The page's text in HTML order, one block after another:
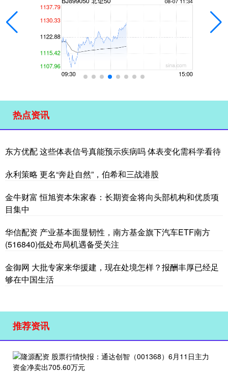
热点资讯
东方优配 这些体表信号真能预示疾病吗 体表变化需科学看待
永利策略 更名“奔赴自然”，伯希和三战港股
金牛财富 恒旭资本朱家春：长期资金将向头部机构和优质项
目集中
华信配资 产业基本面显韧性，南方基金旗下汽车ETF南方
(516840)低处布局机遇备受关注
金御网 大批专家来华援建，现在处境怎样？报酬丰厚已经足
够在中国生活
推荐资讯